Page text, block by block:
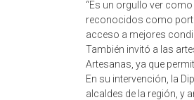
“Es un orgullo ver
reconocidos como
acceso a mejores
También invitó a las
Artesanas, ya que
En su intervención, la
alcaldes de la región, y